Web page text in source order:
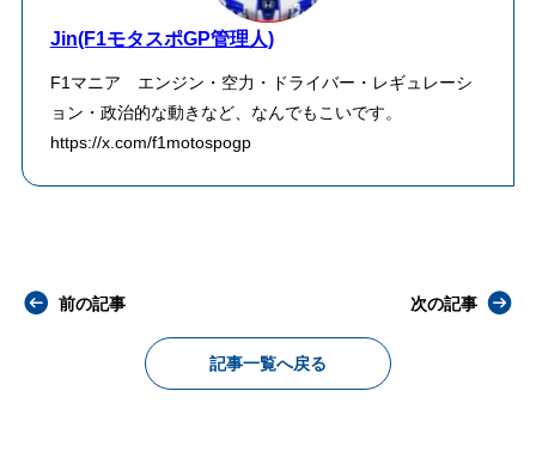
Jin(F1モタスポGP管理人)
F1マニア エンジン・空力・ドライバー・レギュレーシ
ョン・政治的な動きなど、なんでもこいです。
https://x.com/f1motospogp
前の記事
記事一覧へ戻る
次の記事